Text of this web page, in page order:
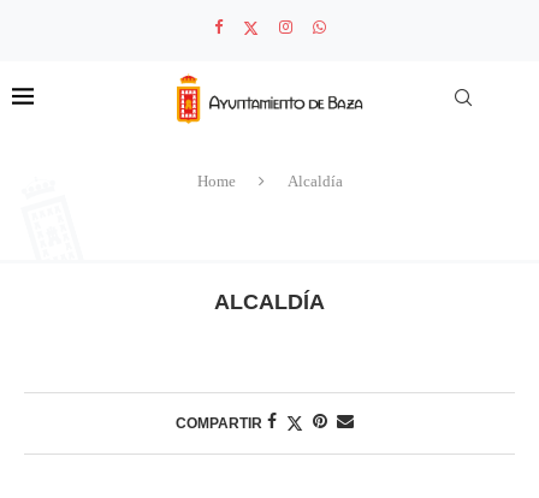
Home Alcaldía
ALCALDÍA
COMPARTIR